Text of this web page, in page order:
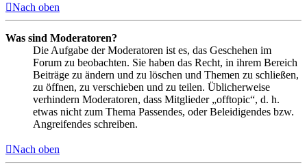
Nach oben
Was sind Moderatoren?
Die Aufgabe der Moderatoren ist es, das Geschehen im
Forum zu beobachten. Sie haben das Recht, in ihrem Bereich
Beiträge zu ändern und zu löschen und Themen zu schließen,
zu öffnen, zu verschieben und zu teilen. Üblicherweise
verhindern Moderatoren, dass Mitglieder „offtopic“, d. h.
etwas nicht zum Thema Passendes, oder Beleidigendes bzw.
Angreifendes schreiben.
Nach oben